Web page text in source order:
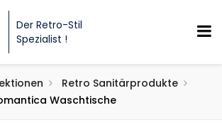
Der Retro-Stil
Spezialist !
Retro Sanitärprodukte
Waschtische